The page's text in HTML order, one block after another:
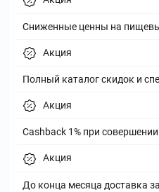
Сниженные ценны на
Акция
Полный каталог скидок и
Акция
Cashback 1% при
Акция
До конца месяца доставка